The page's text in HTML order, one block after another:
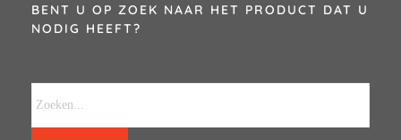
BENT U OP ZOEK NAAR HET PRODUCT DAT U
NODIG HEEFT?